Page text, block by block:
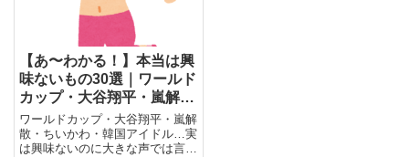
【あ〜わかる！】本当は興
味ないもの30選｜ワールド
カップ・大谷翔平・嵐解
散、ガル民の本音が集まっ
た
ワールドカップ・大谷翔平・嵐解
散・ちいかわ・韓国アイドル…実
は興味ないのに大きな声では言え